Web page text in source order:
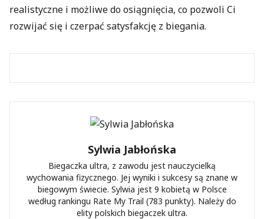
realistyczne i możliwe do osiągnięcia, co pozwoli Ci
rozwijać się i czerpać satysfakcję z biegania.
Sylwia Jabłońska
Biegaczka ultra, z zawodu jest nauczycielką
wychowania fizycznego. Jej wyniki i sukcesy są znane w
biegowym świecie. Sylwia jest 9 kobietą w Polsce
według rankingu Rate My Trail (783 punkty). Należy do
elity polskich biegaczek ultra.